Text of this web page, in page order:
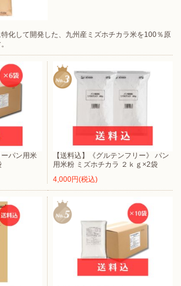
化して開発した、九州産ミズホチカラ米を100％原
ーパン用米
【送料込】《グルテンフリー》 パン
用米粉 ミズホチカラ ２ｋｇ×2袋
4,000円(税込)